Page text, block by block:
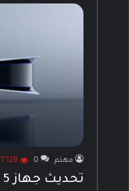
مهتم 0 1٬128